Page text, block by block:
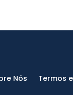
Nós Termos